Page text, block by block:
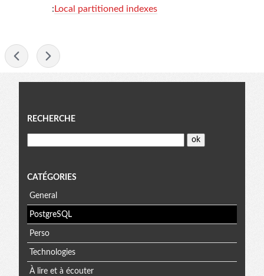
: Local partitioned indexes
Menu
RECHERCHE
CATÉGORIES
General
PostgreSQL
Perso
Technologies
À lire et à écouter